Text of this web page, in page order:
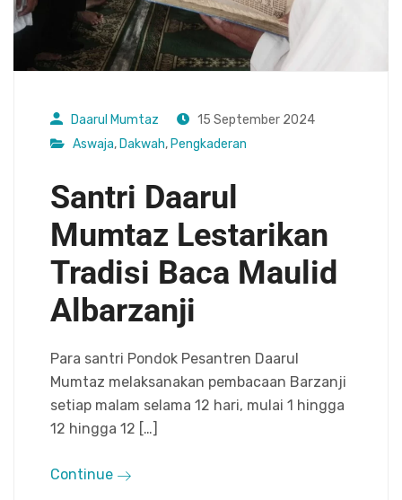
Daarul Mumtaz
15 September 2024
Aswaja, Dakwah, Pengkaderan
Santri Daarul
Mumtaz Lestarikan
Tradisi Baca Maulid
Albarzanji
Para santri Pondok Pesantren Daarul
Mumtaz melaksanakan pembacaan Barzanji
setiap malam selama 12 hari, mulai 1 hingga
12 hingga 12 […]
Continue